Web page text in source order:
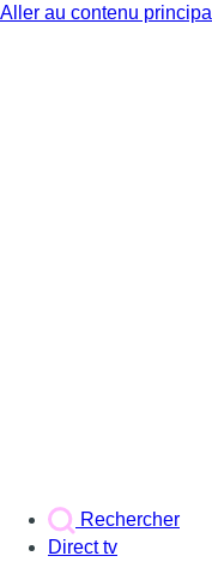
Aller au contenu principal
Rechercher
Direct tv